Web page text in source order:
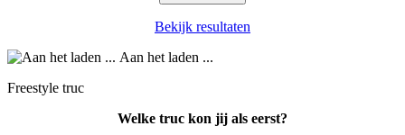
Bekijk resultaten
Aan het laden ...
Freestyle truc
Welke truc kon jij als eerst?